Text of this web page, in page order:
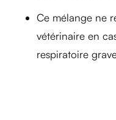
Ce mélange ne
vétérinaire en
respiratoire